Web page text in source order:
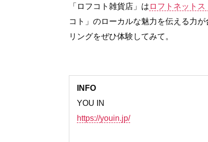
「ロフコト雑貨店」は ロフトネットス
コト」のローカルな魅力を伝える力が
リングをぜひ体験してみて。
INFO
YOU IN
https://youin.jp/